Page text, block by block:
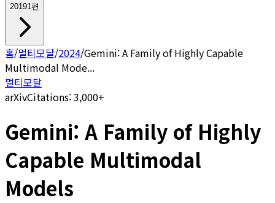
20191 편
홈/멀티모달/2024/Gemini: A Family of Highly Capable
Multimodal Mode...
멀티모달
arXivCitations:3,000+
Gemini: A Family of Highly
Capable Multimodal
Models